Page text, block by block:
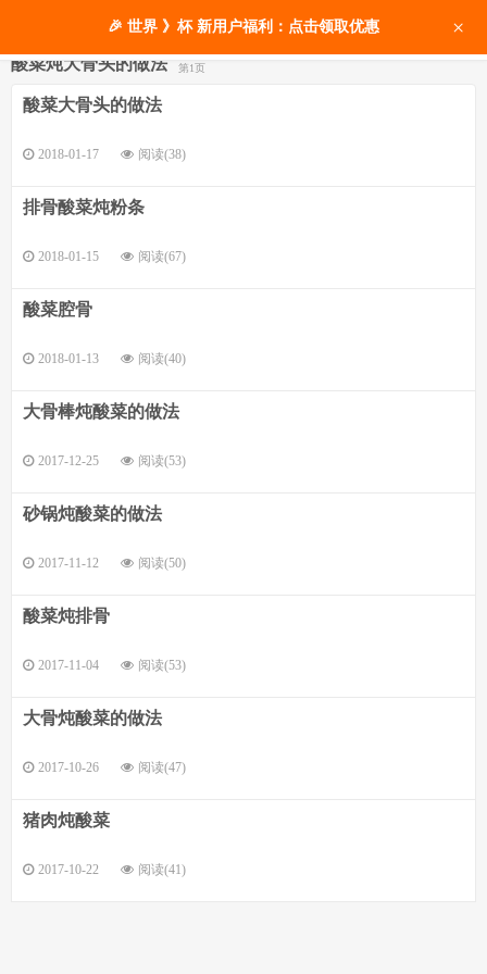
酸菜炖大骨头的做法 第1页
酸菜大骨头的做法
2018-01-17 阅读(38)
排骨酸菜炖粉条
2018-01-15 阅读(67)
酸菜腔骨
2018-01-13 阅读(40)
大骨棒炖酸菜的做法
2017-12-25 阅读(53)
砂锅炖酸菜的做法
2017-11-12 阅读(50)
酸菜炖排骨
2017-11-04 阅读(53)
大骨炖酸菜的做法
2017-10-26 阅读(47)
猪肉炖酸菜
2017-10-22 阅读(41)
🎉 世界 》杯 新用户福利：点击领取优惠 ×